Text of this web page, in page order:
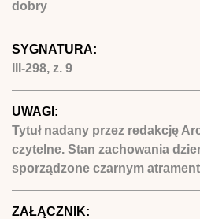
dobry
SYGNATURA:
III-298, z. 9
UWAGI:
Tytuł nadany przez redakcję
czytelne. Stan zachowania
sporządzone czarnym
ZAŁĄCZNIK: